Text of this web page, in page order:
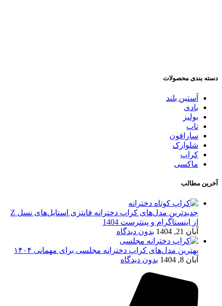
دسته بندی محصولات
آستین بلند
بادی
بولیز
تاپ
سارافون
شلوارک
کراپ
ماکسی
آخرین مطالب
جدیدترین مدل‌های کراپ دخترانه فانتزی استایل‌های نسل Z
از اینستاگرام و پینترست 1404
آبان 21, 1404
بدون دیدگاه
بهترین مدل‌های کراپ دخترانه مجلسی برای مهمانی ۱۴۰۴
آبان 8, 1404
بدون دیدگاه